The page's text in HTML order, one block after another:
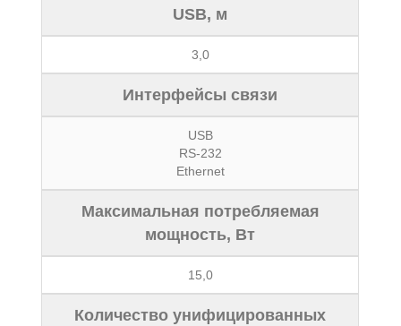
USB, м
3,0
Интерфейсы связи
USB
RS-232
Ethernet
Максимальная потребляемая
мощность, Вт
15,0
Количество унифицированных